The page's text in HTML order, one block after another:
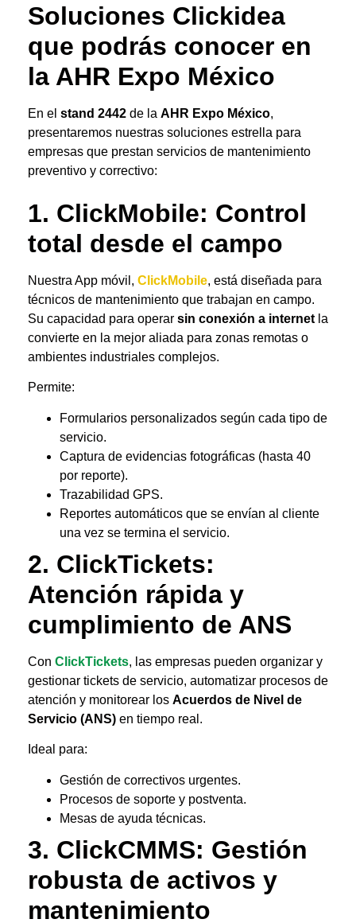
Soluciones Clickidea
que podrás conocer en
la AHR Expo México
En el stand 2442 de la AHR Expo México,
presentaremos nuestras soluciones estrella para
empresas que prestan servicios de mantenimiento
preventivo y correctivo:
1. ClickMobile: Control
total desde el campo
Nuestra App móvil, ClickMobile, está diseñada para
técnicos de mantenimiento que trabajan en campo.
Su capacidad para operar sin conexión a internet la
convierte en la mejor aliada para zonas remotas o
ambientes industriales complejos.
Permite:
Formularios personalizados según cada tipo de
servicio.
Captura de evidencias fotográficas (hasta 40
por reporte).
Trazabilidad GPS.
Reportes automáticos que se envían al cliente
una vez se termina el servicio.
2. ClickTickets:
Atención rápida y
cumplimiento de ANS
Con ClickTickets, las empresas pueden organizar y
gestionar tickets de servicio, automatizar procesos de
atención y monitorear los Acuerdos de Nivel de
Servicio (ANS) en tiempo real.
Ideal para:
Gestión de correctivos urgentes.
Procesos de soporte y postventa.
Mesas de ayuda técnicas.
3. ClickCMMS: Gestión
robusta de activos y
mantenimiento